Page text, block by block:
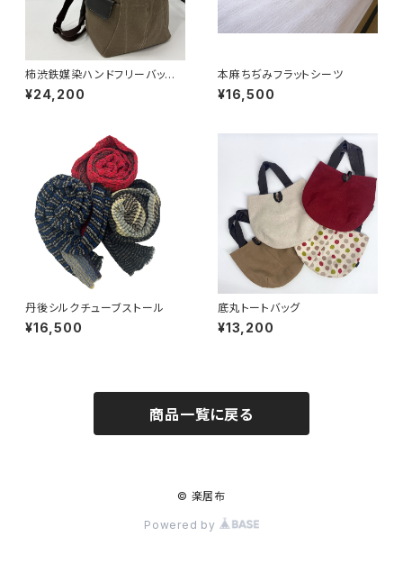
柿渋鉄媒染ハンドフリーバッグ
Ⅲ
¥24,200
本麻ちぢみフラットシーツ
¥16,500
丹後シルクチューブストール
¥16,500
底丸トートバッグ
¥13,200
商品一覧に戻る
© 楽居布
Powered by